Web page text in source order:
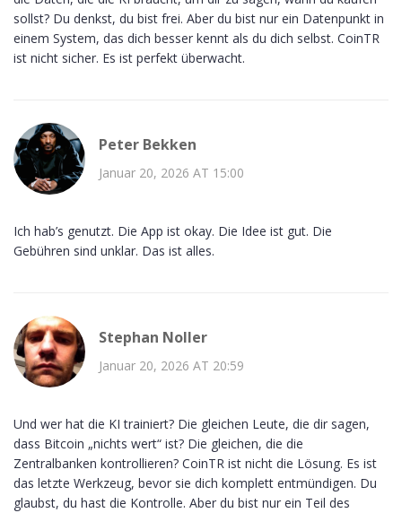
sollst? Du denkst, du bist frei. Aber du bist nur ein Datenpunkt in
einem System, das dich besser kennt als du dich selbst. CoinTR
ist nicht sicher. Es ist perfekt überwacht.
Peter Bekken
Januar 20, 2026 AT 15:00
Ich hab’s genutzt. Die App ist okay. Die Idee ist gut. Die
Gebühren sind unklar. Das ist alles.
Stephan Noller
Januar 20, 2026 AT 20:59
Und wer hat die KI trainiert? Die gleichen Leute, die dir sagen,
dass Bitcoin „nichts wert“ ist? Die gleichen, die die
Zentralbanken kontrollieren? CoinTR ist nicht die Lösung. Es ist
das letzte Werkzeug, bevor sie dich komplett entmündigen. Du
glaubst, du hast die Kontrolle. Aber du bist nur ein Teil des